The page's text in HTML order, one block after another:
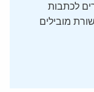
קישורים לכתבות
מובילים